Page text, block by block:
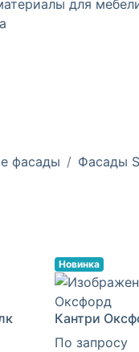
для
фасады Фасады
Новинка
Кантри
По запросу